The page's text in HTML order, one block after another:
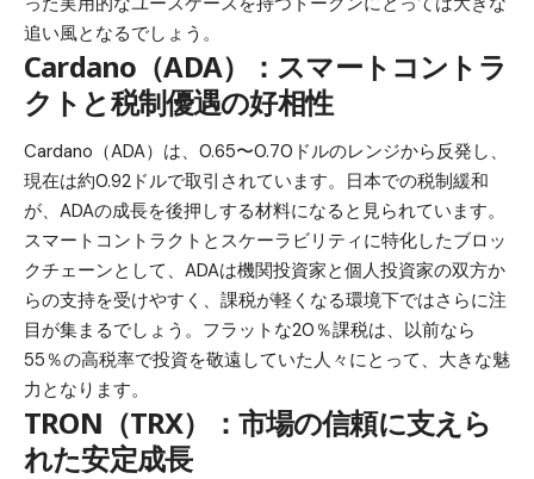
追い風となるでしょう。
Cardano（ADA）：スマートコントラ
クトと税制優遇の好相性
Cardano（ADA）は、0.65〜0.70ドルのレンジから反発し、
現在は約0.92ドルで取引されています。日本での税制緩和
が、ADAの成長を後押しする材料になると見られています。
スマートコントラクトとスケーラビリティに特化したブロッ
クチェーンとして、ADAは機関投資家と個人投資家の双方か
らの支持を受けやすく、課税が軽くなる環境下ではさらに注
目が集まるでしょう。フラットな20％課税は、以前なら
55％の高税率で投資を敬遠していた人々にとって、大きな魅
力となります。
TRON（TRX）：市場の信頼に支えら
れた安定成長